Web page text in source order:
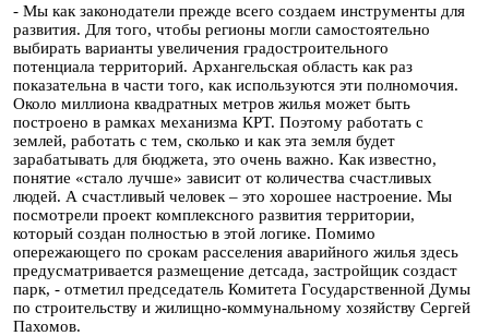
- Мы как законодатели прежде всего создаем инструменты для
развития. Для того, чтобы регионы могли самостоятельно
выбирать варианты увеличения градостроительного
потенциала территорий. Архангельская область как раз
показательна в части того, как используются эти полномочия.
Около миллиона квадратных метров жилья может быть
построено в рамках механизма КРТ. Поэтому работать с
землей, работать с тем, сколько и как эта земля будет
зарабатывать для бюджета, это очень важно. Как известно,
понятие «стало лучше» зависит от количества счастливых
людей. А счастливый человек – это хорошее настроение. Мы
посмотрели проект комплексного развития территории,
который создан полностью в этой логике. Помимо
опережающего по срокам расселения аварийного жилья здесь
предусматривается размещение детсада, застройщик создаст
парк, - отметил председатель Комитета Государственной Думы
по строительству и жилищно-коммунальному хозяйству Сергей
Пахомов.